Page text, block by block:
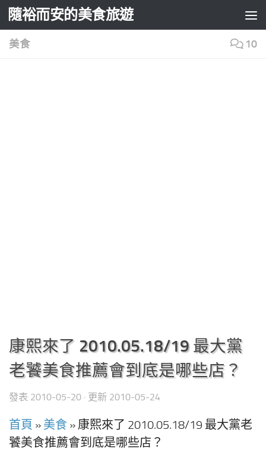
Skip to content
隨裕而安的美食旅遊
美食 10
康熙來了 2010.05.18/19 最大黨
老饕美食推薦會到底是哪些店？
發表 2010-05-20 · 更新 2010-05-24
首頁 » 美食 » 康熙來了 2010.05.18/19 最大黨老
饕美食推薦會到底是哪些店？